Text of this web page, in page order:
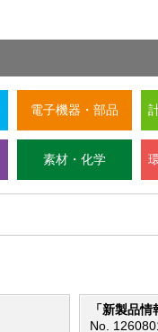
電子機器・部品
素材・化学
「新製品
No.